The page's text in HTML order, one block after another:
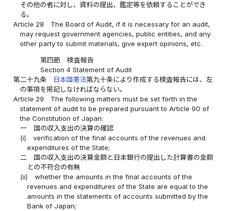
その他の者に対し、資料の提出、鑑定等を依頼することができ
る。
Article 28
The Board of Audit, if it is necessary for an audit,
may request government agencies, public entities, and any
other party to submit materials, give expert opinions, etc.
第四節 検査報告
Section 4 Statement of Audit
第二十九条
日本国憲法第九十条により作成する検査報告には、左
の事項を掲記しなければならない。
Article 29
The following matters must be set forth in the
statement of audit to be prepared pursuant to Article 90 of
the Constitution of Japan:
一
国の収入支出の決算の確認
(i)
verification of the final accounts of the revenues and
expenditures of the State;
二
国の収入支出の決算金額と日本銀行の提出した計算書の金額
との不符合の有無
(ii)
whether the amounts in the final accounts of the
revenues and expenditures of the State are equal to the
amounts in the statements of accounts submitted by the
Bank of Japan;